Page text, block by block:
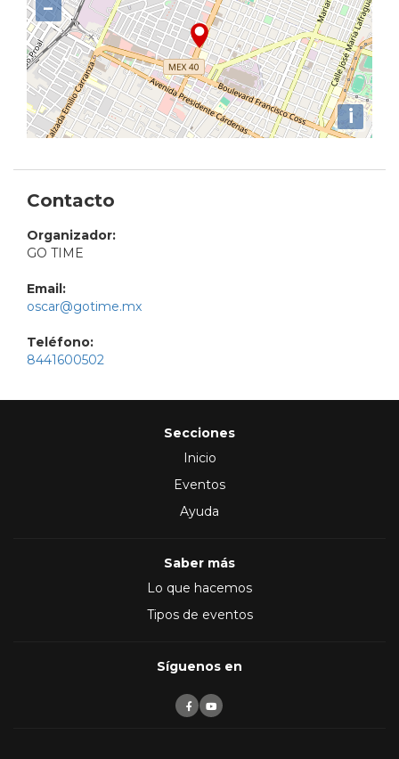
−
i
Contacto
Organizador:
GO TIME
Email:
oscar@gotime.mx
Teléfono:
8441600502
Secciones
Inicio
Eventos
Ayuda
Saber más
Lo que hacemos
Tipos de eventos
Síguenos en